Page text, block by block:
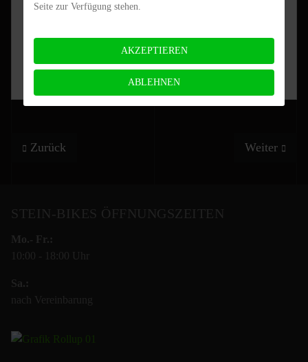
Frontscheinwerfer
Shimano DH-3D37
Preis (19% MwSt.)
Vorheriger Beitrag: Kilauea Lite Cross
Zurück Nächster
Weiter
STEIN-BIKES ÖFFNUNGSZEITEN
Mo.- Fr.:
10:00 - 18:00 Uhr
Sa.:
nach Vereinbarung
Seite zur Verfügung stehen.
AKZEPTIEREN
ABLEHNEN